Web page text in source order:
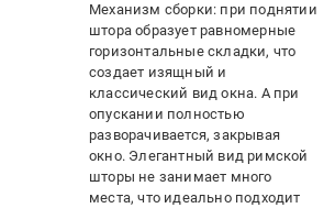
Механизм сборки: при поднятии
штора образует равномерные
горизонтальные складки, что
создает изящный и
классический вид окна. А при
опускании полностью
разворачивается, закрывая
окно. Элегантный вид римской
шторы не занимает много
места, что идеально подходит